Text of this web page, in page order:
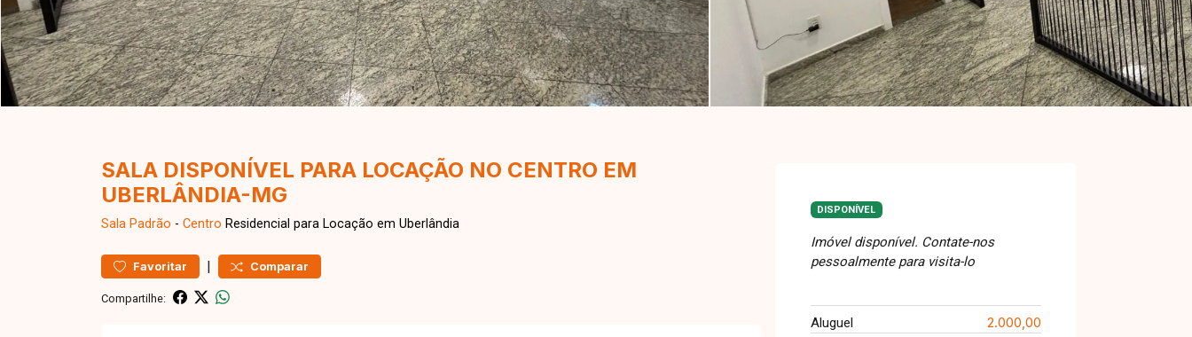
SALA DISPONÍVEL PARA LOCAÇÃO NO CENTRO EM
UBERLÂNDIA-MG
Sala Padrão - Centro Residencial para Locação em Uberlândia
Favoritar | Comparar
Compartilhe:
DISPONÍVEL
Imóvel disponível. Contate-nos
pessoalmente para visita-lo
Aluguel 2.000,00